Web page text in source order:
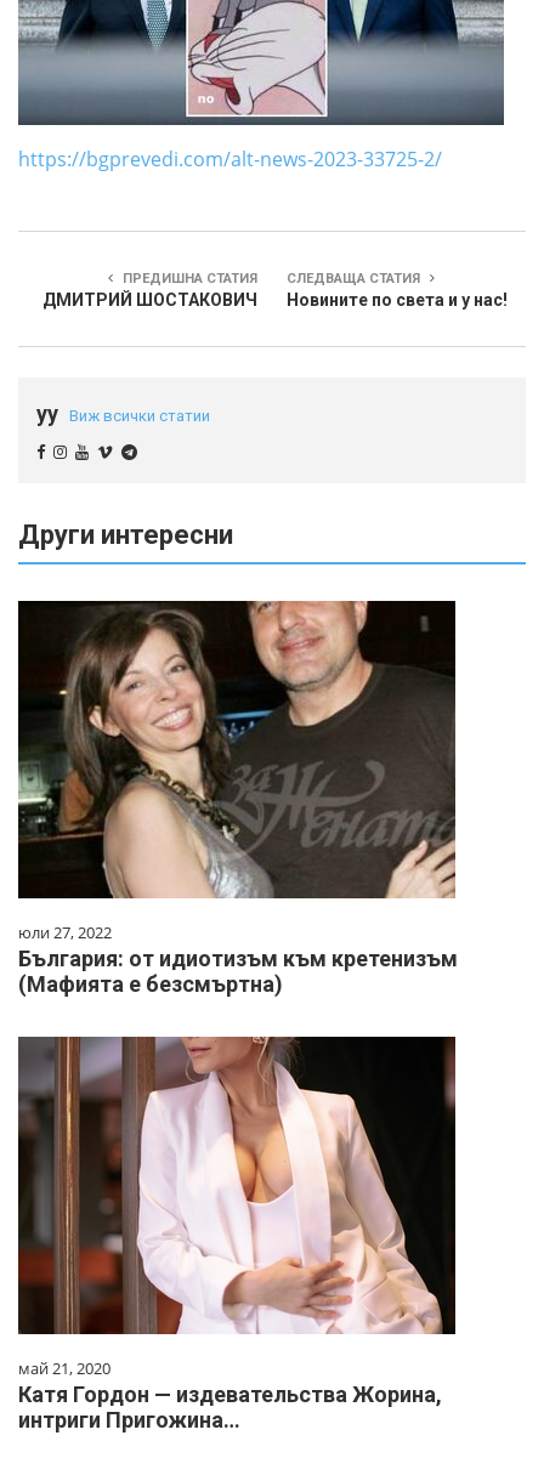
https://bgprevedi.com/alt-news-2023-33725-2/
ПРЕДИШНА СТАТИЯ
ДМИТРИЙ ШОСТАКОВИЧ
СЛЕДВАЩА СТАТИЯ
Новините по света и у нас!
yy Виж всички статии
Други интересни
юли 27, 2022
България: от идиотизъм към кретенизъм
(Мафията е безсмъртна)
май 21, 2020
Катя Гордон — издевательства Жорина,
интриги Пригожина…